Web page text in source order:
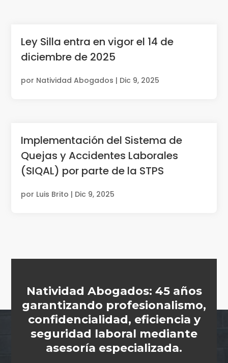
Ley Silla entra en vigor el 14 de
diciembre de 2025
por Natividad Abogados | Dic 9, 2025
Implementación del Sistema de
Quejas y Accidentes Laborales
(SIQAL) por parte de la STPS
por Luis Brito | Dic 9, 2025
Natividad Abogados: 45 años
garantizando profesionalismo,
confidencialidad, eficiencia y
seguridad laboral mediante
asesoría especializada.